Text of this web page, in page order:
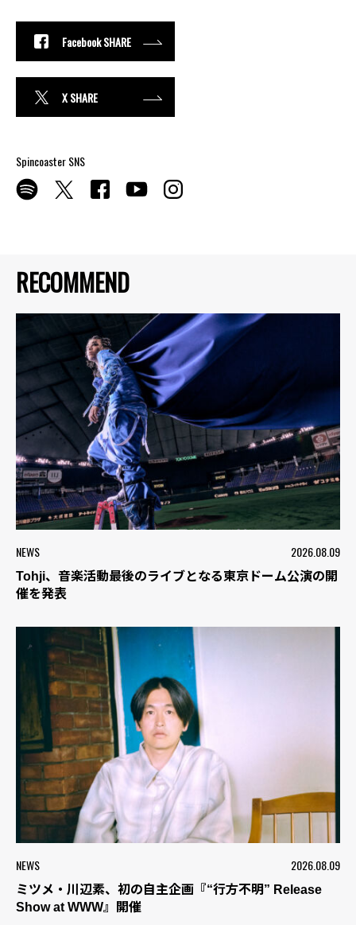
RECOMMEND
NEWS 2026.08.09
Tohji、音楽活動最後のライブとなる東京ドーム公演の開
催を発表
NEWS 2026.08.09
ミツメ・川辺素、初の自主企画『“行方不明” Release
Show at WWW』開催
Facebook SHARE
X SHARE
Spincoaster SNS